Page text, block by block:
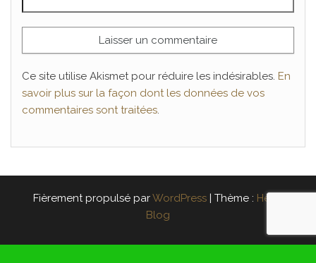
Ce site utilise Akismet pour réduire les indésirables. En
savoir plus sur la façon dont les données de vos
commentaires sont traitées.
Fièrement propulsé parWordPress | Thème : Head
Blog